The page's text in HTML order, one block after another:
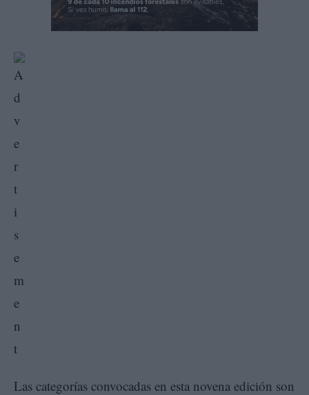
Las categorías convocadas en esta novena edición son